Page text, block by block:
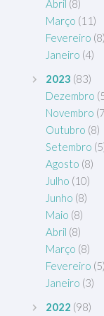
Abril (8)
Março (11)
Fevereiro (8)
Janeiro (4)
2023 (83)
Dezembro
Novembro
Outubro (8)
Setembro
Agosto (8)
Julho (10)
Junho (8)
Maio (8)
Abril (8)
Março (8)
Fevereiro (5)
Janeiro (3)
2022 (98)